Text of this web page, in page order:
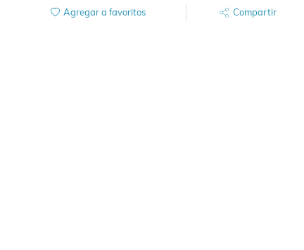
Agregar a favoritos Compartir